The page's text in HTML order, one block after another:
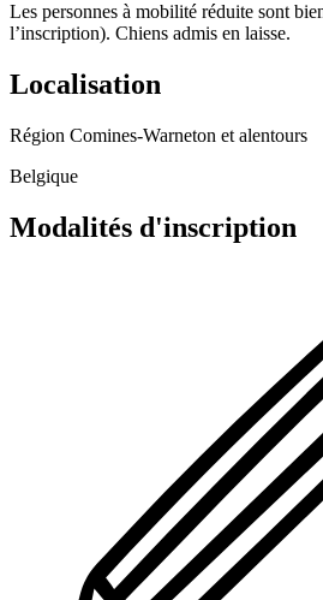
Les personnes à mobilité réduite sont
l’inscription). Chiens admis en laisse.
Localisation
Région Comines-Warneton et alentours
Belgique
Modalités d'inscription